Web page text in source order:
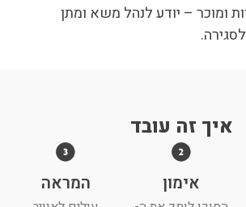
ומוכר – יודע לנהל משא ומתן
איך זה עובד
אימון המראה